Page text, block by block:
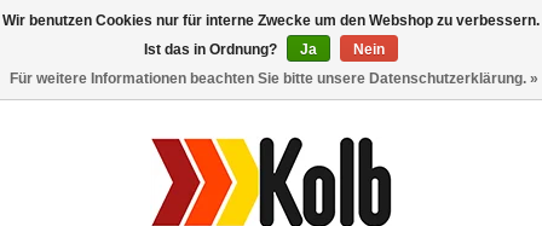
Toggle
Wir benutzen Cookies nur für interne Zwecke um den Webshop zu verbessern.
Ist das in Ordnung?
Ja
Nein
Für weitere Informationen beachten Sie bitte unsere Datenschutzerklärung. »